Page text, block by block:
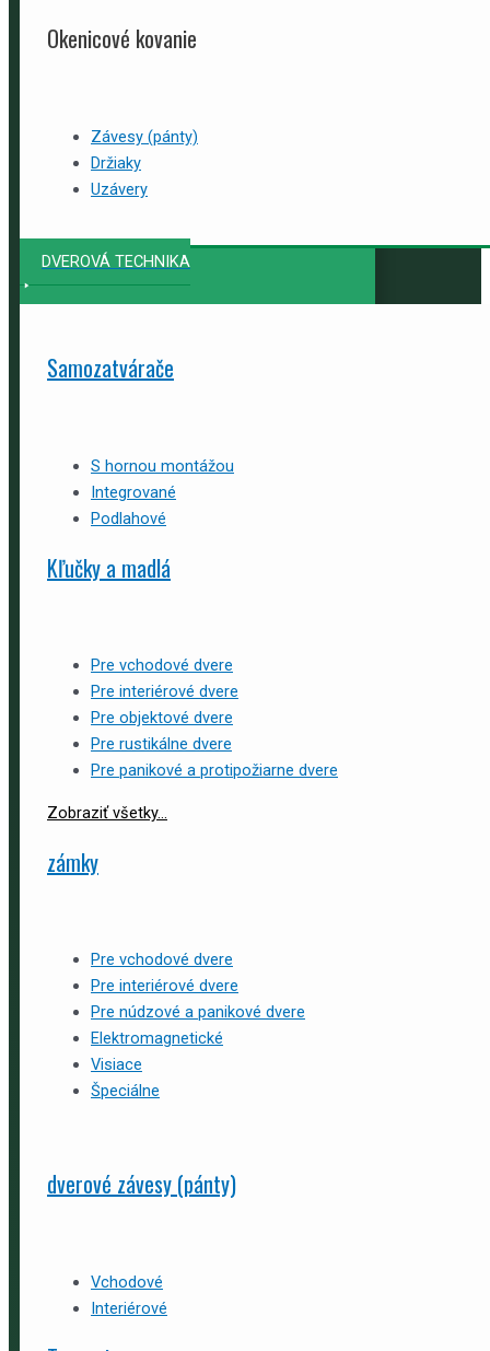
Okenicové kovanie
Závesy (pánty)
Držiaky
Uzávery
DVEROVÁ TECHNIKA
Samozatvárače
S hornou montážou
Integrované
Podlahové
Kľučky a madlá
Pre vchodové dvere
Pre interiérové dvere
Pre objektové dvere
Pre rustikálne dvere
Pre panikové a protipožiarne dvere
Zobraziť všetky...
zámky
Pre vchodové dvere
Pre interiérové dvere
Pre núdzové a panikové dvere
Elektromagnetické
Visiace
Špeciálne
dverové závesy (pánty)
Vchodové
Interiérové